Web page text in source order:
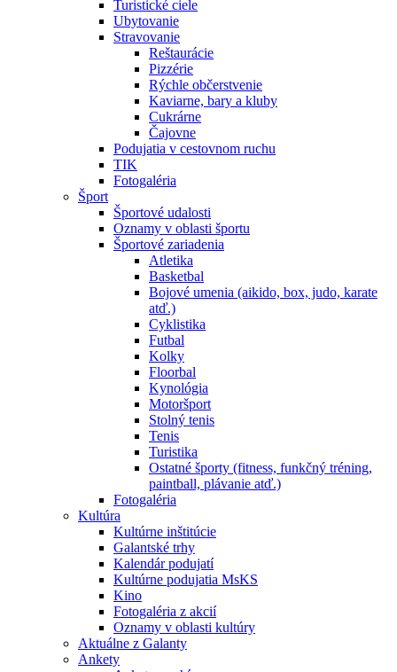
Turistické ciele
Ubytovanie
Stravovanie
Reštaurácie
Pizzérie
Rýchle občerstvenie
Kaviarne, bary a kluby
Cukrárne
Čajovne
Podujatia v cestovnom ruchu
TIK
Fotogaléria
Šport
Športové udalosti
Oznamy v oblasti športu
Športové zariadenia
Atletika
Basketbal
Bojové umenia (aikido, box, judo, karate
atď.)
Cyklistika
Futbal
Kolky
Floorbal
Kynológia
Motoršport
Stolný tenis
Tenis
Turistika
Ostatné športy (fitness, funkčný tréning,
paintball, plávanie atď.)
Fotogaléria
Kultúra
Kultúrne inštitúcie
Galantské trhy
Kalendár podujatí
Kultúrne podujatia MsKS
Kino
Fotogaléria z akcií
Oznamy v oblasti kultúry
Aktuálne z Galanty
Ankety